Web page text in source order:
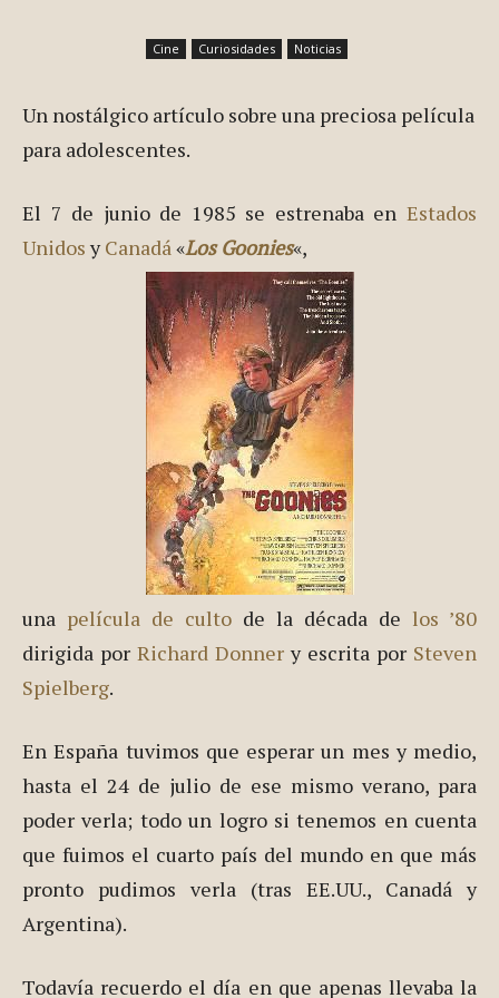
Cine Curiosidades Noticias
Un nostálgico artículo sobre una preciosa película
para adolescentes.
El 7 de junio de 1985 se estrenaba en Estados
Unidos yCanadá«Los Goonies«,
una película de culto de la década de los ’80
dirigida por Richard Donner y escrita por Steven
Spielberg.
En España tuvimos que esperar un mes y medio,
hasta el 24 de julio de ese mismo verano, para
poder verla; todo un logro si tenemos en cuenta
que fuimos el cuarto país del mundo en que más
pronto pudimos verla (tras EE.UU., Canadá y
Argentina).
Todavía recuerdo el día en que apenas llevaba la